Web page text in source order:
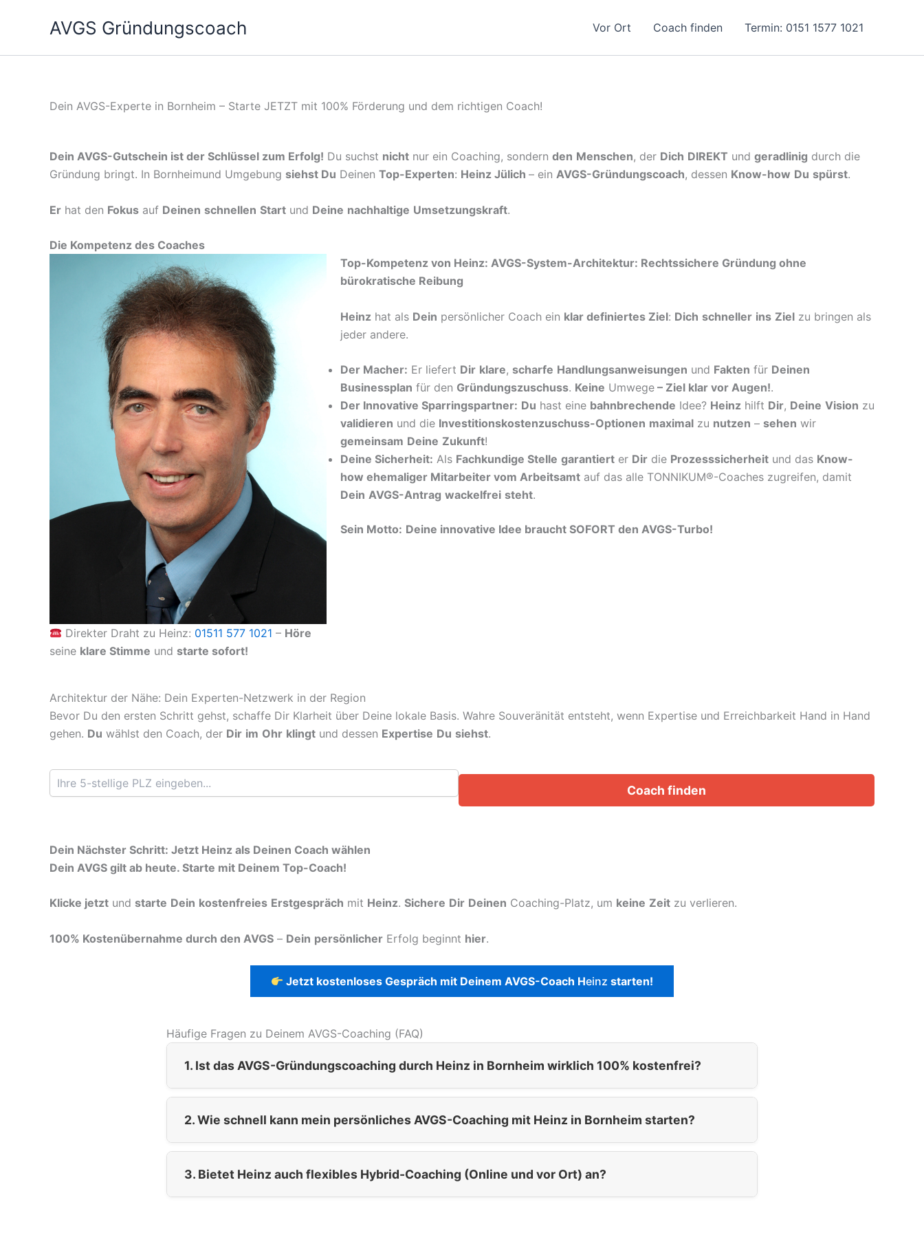
AVGS Gründungscoach Vor Ort Coach finden Termin: 0151 1577 1021
Dein AVGS-Experte in Bornheim – Starte JETZT mit 100% Förderung und dem richtigen Coach!
Dein AVGS-Gutschein ist der Schlüssel zum Erfolg! Du suchst nicht nur ein Coaching, sondern den Menschen, der Dich DIREKT und geradlinig durch die
Gründung bringt. In Bornheimund Umgebung siehst Du Deinen Top-Experten: Heinz Jülich – ein AVGS-Gründungscoach, dessen Know-how Du spürst.
Er hat den Fokus auf Deinen schnellen Start und Deine nachhaltige Umsetzungskraft.
Die Kompetenz des Coaches
Direkter Draht zu Heinz: 01511 577 1021– Höre
seine klare Stimme und starte sofort!
Top-Kompetenz von Heinz: AVGS-System-Architektur: Rechtssichere Gründung ohne
bürokratische Reibung
Heinz hat als Dein persönlicher Coach ein klar definiertes Ziel: Dich schneller ins Ziel zu bringen als
jeder andere.
Der Macher: Er liefert Dir klare, scharfe Handlungsanweisungen und Fakten für Deinen
Businessplan für den Gründungszuschuss. Keine Umwege – Ziel klar vor Augen!.
Der Innovative Sparringspartner: Du hast eine bahnbrechende Idee? Heinz hilft Dir, Deine Vision zu
validieren und die Investitionskostenzuschuss-Optionen maximal zu nutzen – sehen wir
gemeinsam Deine Zukunft!
Deine Sicherheit: Als Fachkundige Stelle garantiert er Dir die Prozesssicherheit und das Know-
how ehemaliger Mitarbeiter vom Arbeitsamt auf das alle TONNIKUM®-Coaches zugreifen, damit
Dein AVGS-Antrag wackelfrei steht.
Sein Motto: Deine innovative Idee braucht SOFORT den AVGS-Turbo!
Architektur der Nähe: Dein Experten-Netzwerk in der Region
Bevor Du den ersten Schritt gehst, schaffe Dir Klarheit über Deine lokale Basis. Wahre Souveränität entsteht, wenn Expertise und Erreichbarkeit Hand in Hand
gehen. Du wählst den Coach, der Dir im Ohr klingt und dessen Expertise Du siehst.
Coach finden
Dein Nächster Schritt: Jetzt Heinz als Deinen Coach wählen
Dein AVGS gilt ab heute. Starte mit Deinem Top-Coach!
Klicke jetzt und starte Dein kostenfreies Erstgespräch mit Heinz. Sichere Dir Deinen Coaching-Platz, um keine Zeit zu verlieren.
100% Kostenübernahme durch den AVGS – Dein persönlicher Erfolg beginnt hier.
Jetzt kostenloses Gespräch mit Deinem AVGS-Coach Heinzstarten!
Häufige Fragen zu Deinem AVGS-Coaching (FAQ)
1. Ist das AVGS-Gründungscoaching durch Heinz in Bornheim wirklich 100% kostenfrei?
2. Wie schnell kann mein persönliches AVGS-Coaching mit Heinz in Bornheim starten?
3. Bietet Heinz auch flexibles Hybrid-Coaching (Online und vor Ort) an?